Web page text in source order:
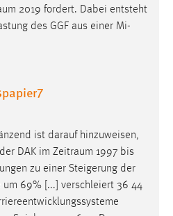
2019 fordert. Dabei entsteht
des GGF aus einer Mi-
ist darauf hinzuweisen,
DAK im Zeitraum 1997 bis
zu einer Steigerung der
69% [...] verschleiert 36 44